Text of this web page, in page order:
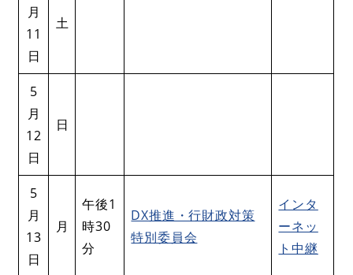
月
11
日
土
5
月
12
日
日
5
月
13
日
月
午後1
時30
分
DX推進・行財政対策
特別委員会
インタ
ーネッ
ト中継